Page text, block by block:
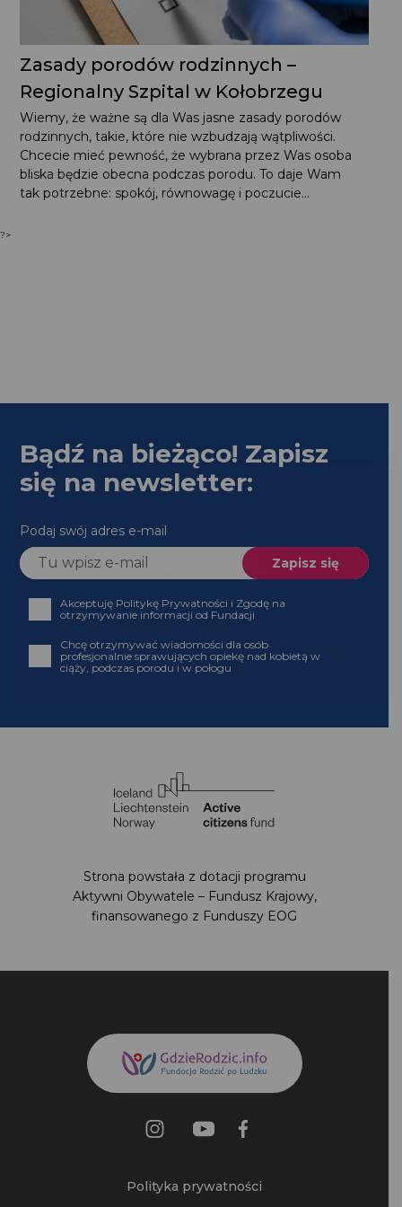
Zasady porodów rodzinnych –
Regionalny Szpital w Kołobrzegu
Wiemy, że ważne są dla Was jasne zasady porodów
rodzinnych, takie, które nie wzbudzają wątpliwości.
Chcecie mieć pewność, że wybrana przez Was osoba
bliska będzie obecna podczas porodu. To daje Wam
tak potrzebne: spokój, równowagę i poczucie...
Bądź na bieżąco! Zapisz
się na newsletter:
Podaj swój adres e-mail
Akceptuję Politykę Prywatności i Zgodę na
otrzymywanie informacji od Fundacji
Chcę otrzymywać wiadomości dla osób profesjonalnie
sprawujących opiekę nad kobietą w ciąży, podczas
porodu i w połogu
Strona powstała z dotacji programu Aktywni
Obywatele – Fundusz Krajowy,
finansowanego z Funduszy EOG
Polityka prywatności